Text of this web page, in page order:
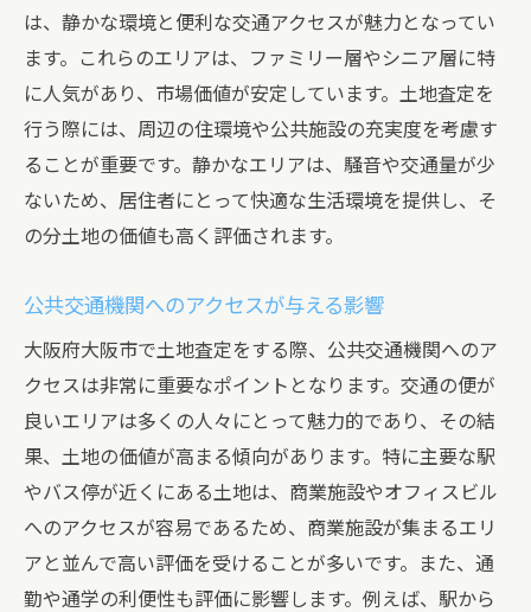
大阪府大阪市で土地査定を受ける際の重要な地
域特性の理解
大阪市の地域特性を理解するための基本知
識
地域特性が土地の価値に与える影響
地域特性を裏付けるデータとその活用
査定における地域特性の具体的な活用方法
地域特性を活かした高評価を得るためのポ
イント
大阪府大阪市の土地査定における地域特性の重
要性とその活用方法
大阪市の各エリアの特徴とその評価方法
は、静かな環境と便利な交通アクセスが魅力となってい
ます。これらのエリアは、ファミリー層やシニア層に特
に人気があり、市場価値が安定しています。土地査定を
行う際には、周辺の住環境や公共施設の充実度を考慮す
ることが重要です。静かなエリアは、騒音や交通量が少
ないため、居住者にとって快適な生活環境を提供し、そ
の分土地の価値も高く評価されます。
公共交通機関へのアクセスが与える影響
大阪府大阪市で土地査定をする際、公共交通機関へのア
クセスは非常に重要なポイントとなります。交通の便が
良いエリアは多くの人々にとって魅力的であり、その結
果、土地の価値が高まる傾向があります。特に主要な駅
やバス停が近くにある土地は、商業施設やオフィスビル
へのアクセスが容易であるため、商業施設が集まるエリ
アと並んで高い評価を受けることが多いです。また、通
勤や通学の利便性も評価に影響します。例えば、駅から